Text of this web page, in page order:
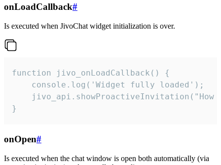
onLoadCallback#
Is executed when JivoChat widget initialization is over.
function jivo_onLoadCallback() {
    console.log('Widget fully loaded');
jivo_api.showProactiveInvitation("How
}
onOpen#
Is executed when the chat window is open both automatically (via